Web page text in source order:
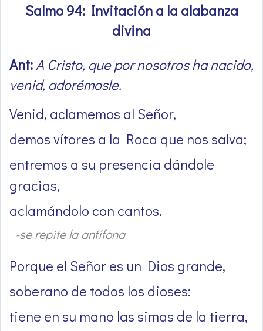
Salmo 94: Invitación a la alabanza
divina
Ant:A Cristo, que por nosotros ha nacido,
venid, adorémosle.
Venid, aclamemos al Señor,
demos vítores a la Roca que nos salva;
entremos a su presencia dándole
gracias,
aclamándolo con cantos.
-se repite la antífona
Porque el Señor es un Dios grande,
soberano de todos los dioses:
tiene en su mano las simas de la tierra,